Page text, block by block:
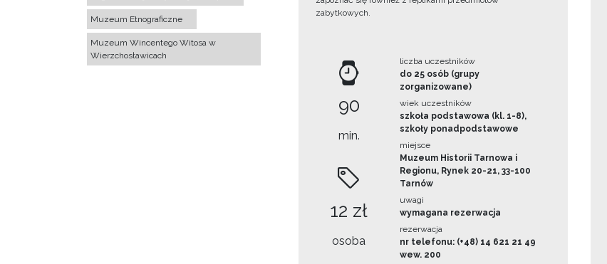
Muzeum Etnograficzne
Muzeum Wincentego Witosa w
Wierzchosławicach
zabytkowych.
90
min.
12 zł
osoba
liczba uczestników
do 25 osób (grupy
zorganizowane)
wiek uczestników
szkoła podstawowa (kl. 1-8),
szkoły ponadpodstawowe
miejsce
Muzeum Historii Tarnowa i
Regionu, Rynek 20-21, 33-100
Tarnów
uwagi
wymagana rezerwacja
rezerwacja
nr telefonu: (+48) 14 621 21 49
wew. 200